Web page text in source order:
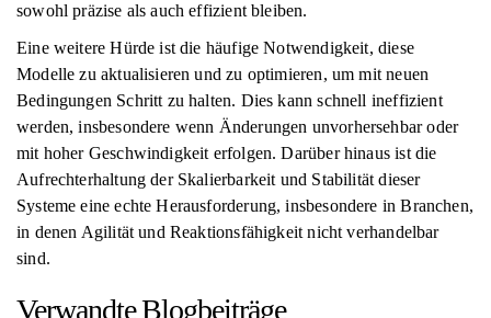
sowohl präzise als auch effizient bleiben.
Eine weitere Hürde ist die häufige Notwendigkeit, diese
Modelle zu aktualisieren und zu optimieren, um mit neuen
Bedingungen Schritt zu halten. Dies kann schnell ineffizient
werden, insbesondere wenn Änderungen unvorhersehbar oder
mit hoher Geschwindigkeit erfolgen. Darüber hinaus ist die
Aufrechterhaltung der Skalierbarkeit und Stabilität dieser
Systeme eine echte Herausforderung, insbesondere in Branchen,
in denen Agilität und Reaktionsfähigkeit nicht verhandelbar
sind.
Verwandte Blogbeiträge